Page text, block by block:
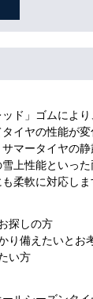
ド」ゴムによ
イヤの性能が
マータイヤの
上性能といっ
柔軟に対応しま
探しの方
り備えたいとお
い方